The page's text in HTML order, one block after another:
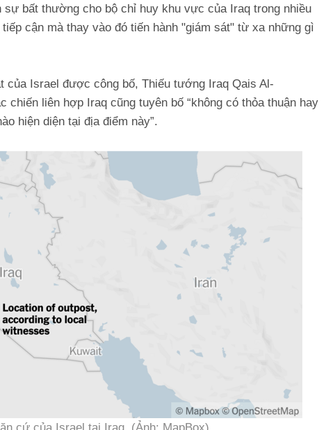
bất thường cho bộ chỉ huy khu vực của Iraq trong nhiều
cận mà thay vào đó tiến hành "giám sát" từ xa những gì
Israel được công bố, Thiếu tướng Iraq Qais Al-
chiến liên hợp Iraq cũng tuyên bố “không có thỏa thuận hay
hiện diện tại địa điểm này”.
cứ của Israel tại Iraq. (Ảnh: MapBox)